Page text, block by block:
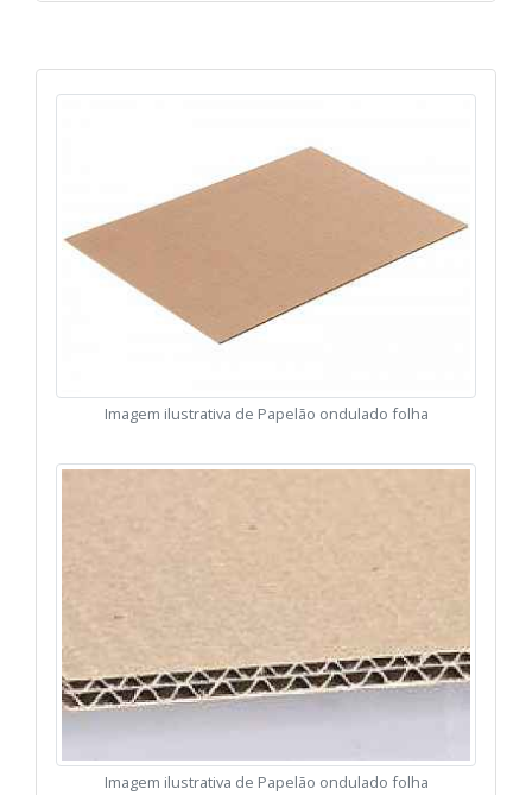
Imagem ilustrativa de Papelão ondulado folha
Imagem ilustrativa de Papelão ondulado folha